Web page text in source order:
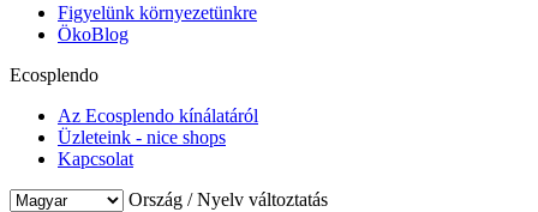
Figyelünk környezetünkre
ÖkoBlog
Ecosplendo
Az Ecosplendo kínálatáról
Üzleteink - nice shops
Kapcsolat
Ország / Nyelv változtatás